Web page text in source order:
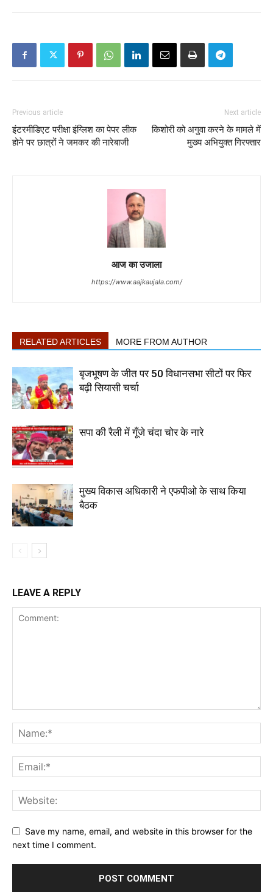
Previous article
इंटरमीडिएट परीक्षा इंग्लिश का पेपर लीक
होने पर छात्रों ने जमकर की नारेबाजी
Next article
किशोरी को अगुवा करने के मामले में
मुख्य अभियुक्त गिरफ्तार
आज का उजाला
https://www.aajkaujala.com/
RELATED ARTICLES MORE FROM AUTHOR
बृजभूषण के जीत पर 50 विधानसभा सीटों पर फिर
बढ़ी सियासी चर्चा
सपा की रैली में गूँजे चंदा चोर के नारे
मुख्य विकास अधिकारी ने एफपीओ के साथ किया
बैठक
LEAVE A REPLY
Save my name, email, and website in this browser for the
next time I comment.